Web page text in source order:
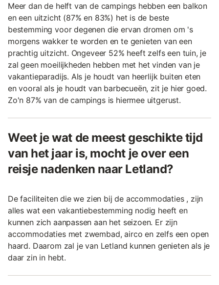
Meer dan de helft van de campings hebben een balkon
en een uitzicht (87% en 83%) het is de beste
bestemming voor degenen die ervan dromen om 's
morgens wakker te worden en te genieten van een
prachtig uitzicht. Ongeveer 52% heeft zelfs een tuin, je
zal geen moeilijkheden hebben met het vinden van je
vakantieparadijs. Als je houdt van heerlijk buiten eten
en vooral als je houdt van barbecueën, zit je hier goed.
Zo'n 87% van de campings is hiermee uitgerust.
Weet je wat de meest geschikte tijd
van het jaar is, mocht je over een
reisje nadenken naar Letland?
De faciliteiten die we zien bij de accommodaties , zijn
alles wat een vakantiebestemming nodig heeft en
kunnen zich aanpassen aan het seizoen. Er zijn
accommodaties met zwembad, airco en zelfs een open
haard. Daarom zal je van Letland kunnen genieten als je
daar zin in hebt.